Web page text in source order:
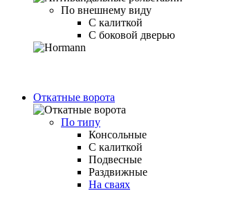
По внешнему виду
С калиткой
С боковой дверью
Откатные ворота
По типу
Консольные
С калиткой
Подвесные
Раздвижные
На сваях